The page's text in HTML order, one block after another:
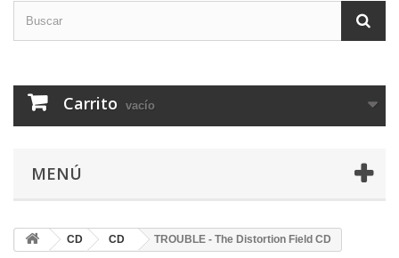
Carrito vacío
MENÚ
CD CD TROUBLE - The Distortion Field CD